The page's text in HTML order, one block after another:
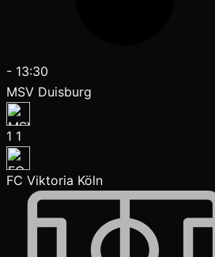
- 13:30
MSV Duisburg
1 1
FC Viktoria Köln